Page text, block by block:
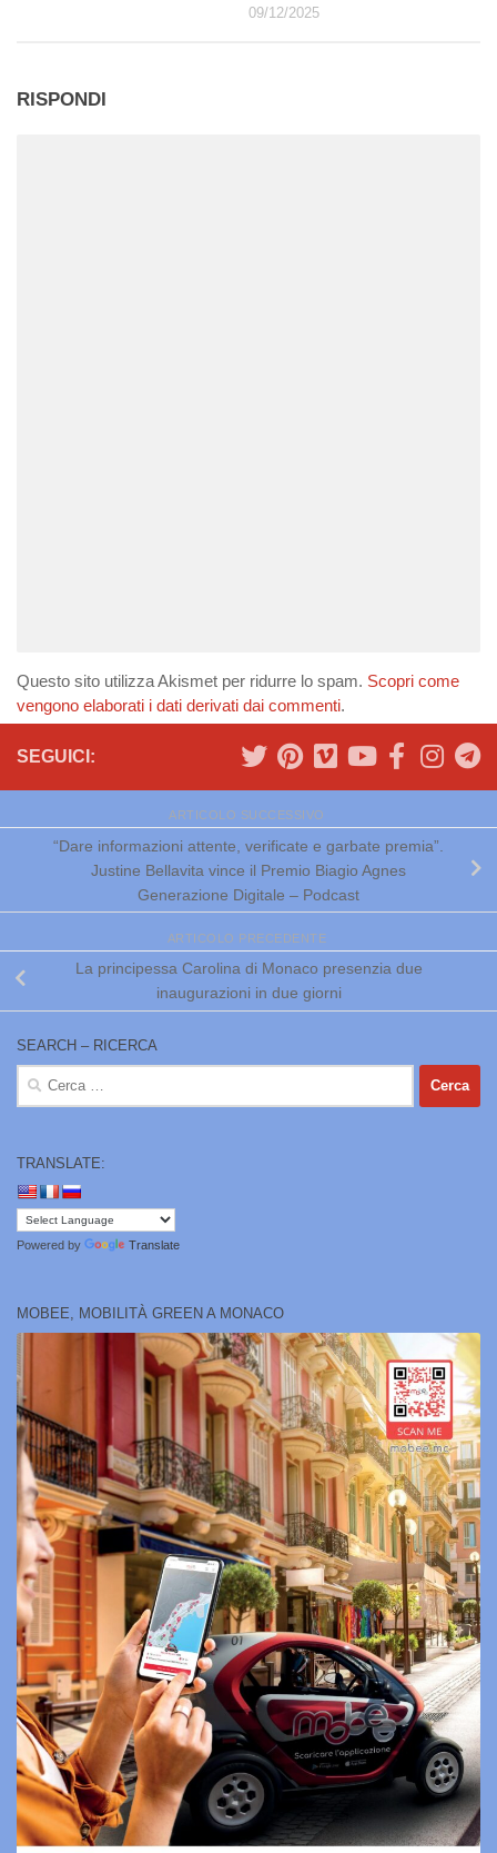
09/12/2025
RISPONDI
Questo sito utilizza Akismet per ridurre lo spam. Scopri come
vengono elaborati i dati derivati dai commenti.
SEGUICI:
ARTICOLO SUCCESSIVO
“Dare informazioni attente, verificate e garbate premia”.
Justine Bellavita vince il Premio Biagio Agnes
Generazione Digitale – Podcast
ARTICOLO PRECEDENTE
La principessa Carolina di Monaco presenzia due
inaugurazioni in due giorni
SEARCH – RICERCA
Ricerca
TRANSLATE:
Powered by Translate
MOBEE, MOBILITÀ GREEN A MONACO